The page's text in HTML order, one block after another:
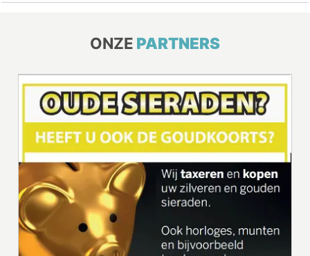
ONZE PARTNERS